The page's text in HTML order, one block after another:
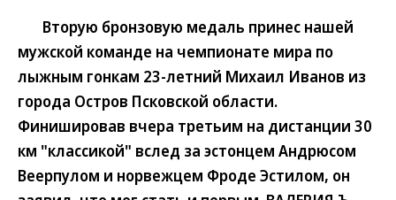
Вторую бронзовую медаль принес нашей
мужской команде на чемпионате мира по
лыжным гонкам 23-летний Михаил Иванов из
города Остров Псковской области.
Финишировав вчера третьим на дистанции 30
км "классикой" вслед за эстонцем Андрюсом
Веерпулом и норвежцем Фроде Эстилом, он